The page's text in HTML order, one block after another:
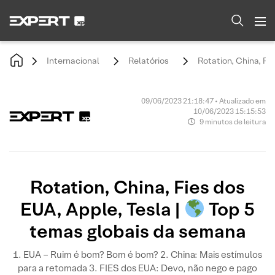
Internacional Relatórios Rotation, China,
09/06/2023 21:18:47 • Atualizado em
10/06/2023 15:15:53
9 minutos de leitura
Rotation, China, Fies dos
EUA, Apple, Tesla |
Top 5
temas globais da semana
1. EUA – Ruim é bom? Bom é bom? 2. China: Mais estímulos
para a retomada 3. FIES dos EUA: Devo, não nego e pago